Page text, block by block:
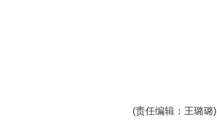
(责任编辑 ：王璐璐)